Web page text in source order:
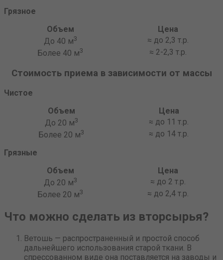
Грязное
Объем
Цена
До 40 м3
≈ до 2,3 т.р.
Более 40 м3 ≈ 2-2,3 т.р.
Стоимость приема в зависимости от массы
Чистое
Объем
Цена
До 20 м3
≈ до 11 т.р.
Более 20 м3
≈ до 14 т.р.
Грязные
Объем
Цена
До 20 м3
≈ до 2 т.р.
Более 20 м3 ≈ до 2,4 т.р.
Что можно сделать из вторсырья?
Ветошь — распространенный и простой способ
дальнейшего использования старой ткани. В
спрессованном виде она поставляется на заводы и